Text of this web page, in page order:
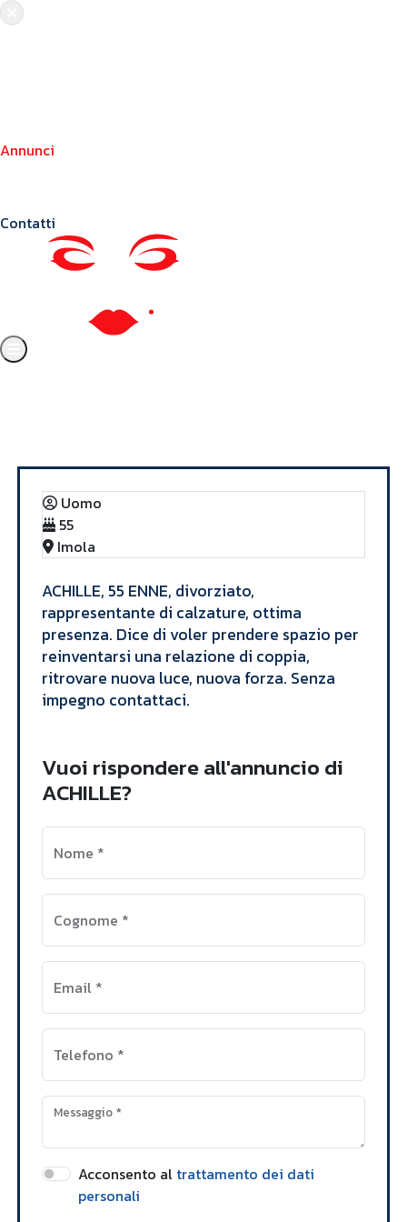
Annunci
Contatti
Annunci
Uomo
55
Imola
ACHILLE, 55 ENNE, divorziato,
rappresentante di calzature, ottima
presenza. Dice di voler prendere spazio per
reinventarsi una relazione di coppia,
ritrovare nuova luce, nuova forza. Senza
impegno contattaci. ​
Vuoi rispondere all'annuncio di
ACHILLE?
Nome *
Cognome *
Email *
Telefono *
Messaggio*
Acconsento al trattamento dei dati
personali